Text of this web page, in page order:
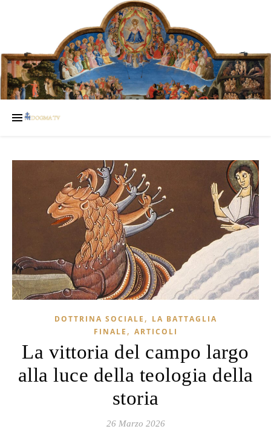
DOTTRINA SOCIALE , LA BATTAGLIA
FINALE , ARTICOLI
La vittoria del campo largo
alla luce della teologia della
storia
26 Marzo 2026